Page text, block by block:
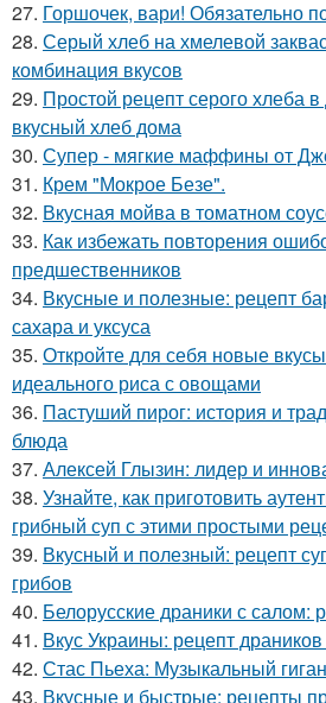
27. Горшочек, вари! Обязательно
28. Серый хлеб на хмелевой
комбинация вкусов
29. Простой рецепт серого хлеба в
вкусный хлеб дома
30. Супер - мягкие маффины от
31. Крем "Мокрое Безе".
32. Вкусная мойва в томатном
33. Как избежать повторения
предшественников
34. Вкусные и полезные: рецепт
сахара и уксуса
35. Откройте для себя новые
идеального риса с овощами
36. Пастуший пирог: история и
блюда
37. Алексей Глызин: лидер и
38. Узнайте, как приготовить
грибный суп с этими простыми
39. Вкусный и полезный: рецепт
грибов
40. Белорусские драники с салом:
41. Вкус Украины: рецепт
42. Стас Пьеха: Музыкальный
43. Вкусные и быстрые: рецепты